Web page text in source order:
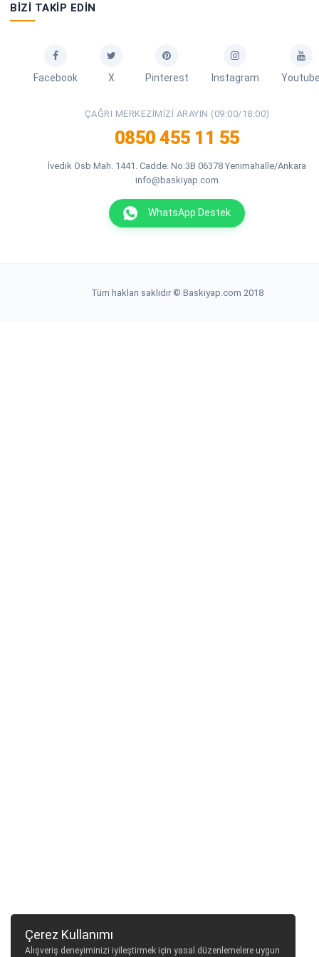
BIZI TAKIP EDIN
Facebook X Pinterest Instagram
ÇAĞRI MERKEZIMIZI ARAYIN (09:00/18:00)
0850 455 11 55
İvedik Osb Mah. 1441. Cadde. No:3B 06378 Yenimahalle/Ankara
info@baskiyap.com
WhatsApp Destek
Tüm hakları saklıdır © Baskiyap.com 2018
Çerez Kullanımı
Alışveriş deneyiminizi iyileştirmek için yasal düzenlemelere uygun